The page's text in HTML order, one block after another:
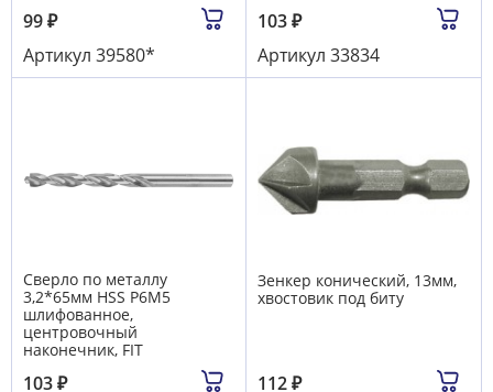
99₽
Артикул 39580*
103₽
Артикул 33834
Сверло по металлу
3,2*65мм HSS Р6М5
шлифованное,
центровочный
наконечник, FIT
103₽
Зенкер конический, 13мм,
хвостовик под биту
112₽